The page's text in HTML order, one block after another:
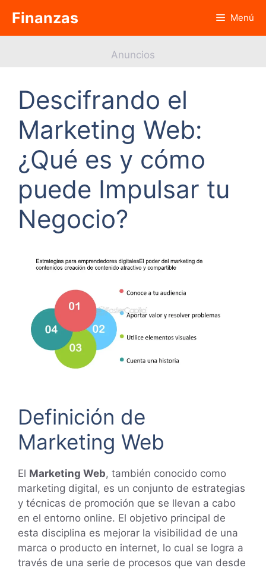
contenido
Finanzas Menú
Anuncios
Descifrando el
Marketing Web:
¿Qué es y cómo
puede Impulsar tu
Negocio?
Definición de
Marketing Web
El Marketing Web, también conocido como
marketing digital, es un conjunto de estrategias
y técnicas de promoción que se llevan a cabo
en el entorno online. El objetivo principal de
esta disciplina es mejorar la visibilidad de una
marca o producto en internet, lo cual se logra a
través de una serie de procesos que van desde